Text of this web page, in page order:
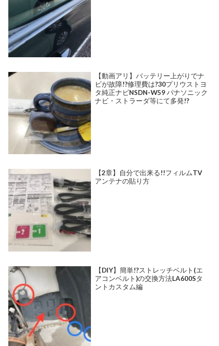
【動画アリ】バッテリー上がりでナ
ビが故障!?修理費は?30プリウストヨ
タ純正ナビNSDN-W59 パナソニック
ナビ・ストラーダ等にて多発!?
【2章】自分で出来る!!フィルムTV
アンテナの貼り方
【DIY】簡単!?ストレッチベルト(エ
アコンベルト)の交換方法LA600Sタ
ントカスタム編